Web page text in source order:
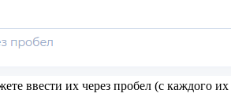
ввести их через пробел (с каждого